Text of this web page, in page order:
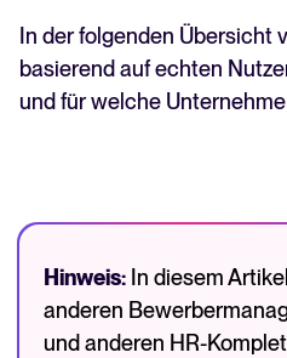
In der folgenden
basierend auf echten
und für welche
Hinweis: In diesem
anderen
und anderen HR-